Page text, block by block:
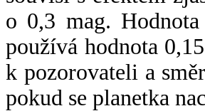
o 0,3 mag. Hodnota
používá hodnota
k pozorovateli a
pokud se planetka